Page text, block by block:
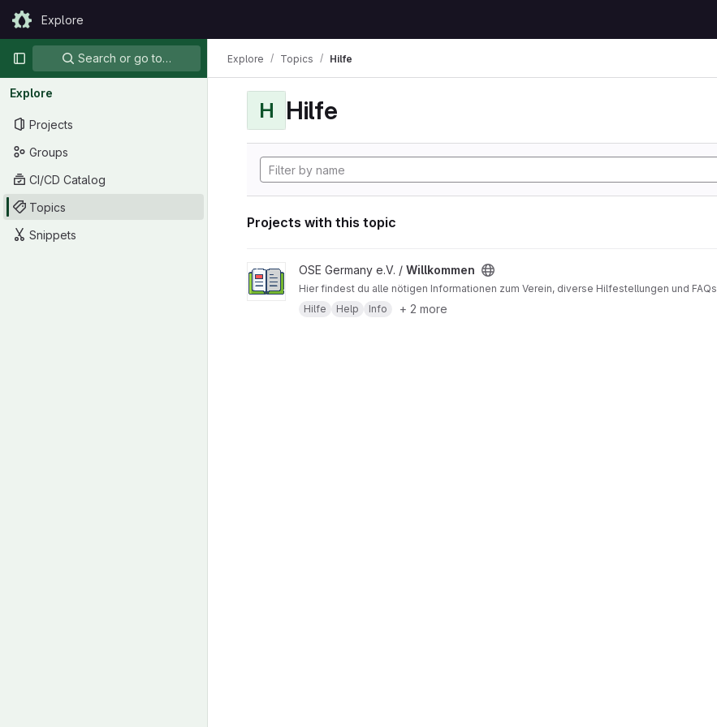
Skip to content
GitLabExplore
Primary navigation
Search or go to…
Explore
Projects
Groups
CI/CD Catalog
Topics
Snippets
Explore Topics Hilfe
H Hilfe
Projects with this topic
View Willkommen project
OSE Germany e.V. / Willkommen
Hier findest du alle nötigen Informationen zum Verein, diverse Hilfestellungen und FAQs
Hilfe
Help Info + 2 more